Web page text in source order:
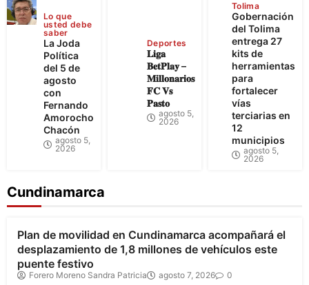
Lo que
usted debe
saber
La Joda
Política
del 5 de
agosto
con
Fernando
Amorocho
Chacón
agosto 5,
2026
Deportes
𝐋𝐢𝐠𝐚
𝐁𝐞𝐭𝐏𝐥𝐚𝐲 –
𝐌𝐢𝐥𝐥𝐨𝐧𝐚𝐫𝐢𝐨𝐬
𝐅𝐂 𝐕𝐬
𝐏𝐚𝐬𝐭𝐨
agosto 5,
2026
Tolima
Gobernación
del Tolima
entrega 27
kits de
herramientas
para
fortalecer
vías
terciarias en
12
municipios
agosto 5,
2026
Cundinamarca
Bogotá Cundinamarca
Plan de movilidad en Cundinamarca acompañará el
desplazamiento de 1,8 millones de vehículos este
puente festivo
Forero Moreno Sandra Patricia agosto 7, 2026 0
Cundinamarca